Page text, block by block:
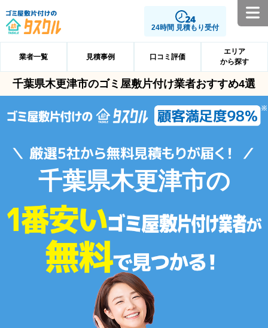
24時間 見積もり受付
業者一覧 見積事例 口コミ評価
エリア
から探す
千葉県木更津市のゴミ屋敷片付け業者おすすめ4選
千葉県木更津市の